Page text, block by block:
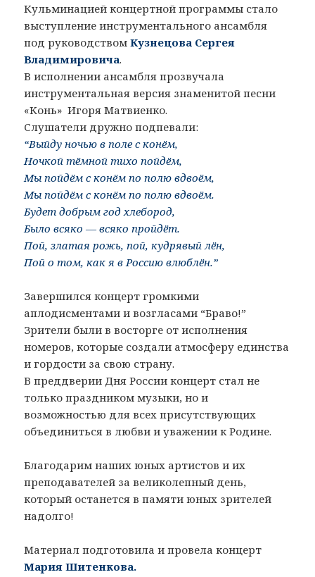
Кульминацией концертной программы стало
выступление инструментального ансамбля
под руководствомКузнецова Сергея
Владимировича.
В исполнении ансамбля прозвучала
инструментальная версия знаменитой песни
«Конь» Игоря Матвиенко.
Слушатели дружно подпевали:
“Выйду ночью в поле с конём,
Ночкой тёмной тихо пойдём,
Мы пойдём с конём по полю вдвоём,
Мы пойдём с конём по полю вдвоём.
Будет добрым год хлебород,
Было всяко — всяко пройдёт.
Пой, златая рожь, пой, кудрявый лён,
Пой о том, как я в Россию влюблён.”
Завершился концерт громкими
аплодисментами и возгласами “Браво!”
Зрители были в восторге от исполнения
номеров, которые создали атмосферу единства
и гордости за свою страну.
В преддверии Дня России концерт стал не
только праздником музыки, но и
возможностью для всех присутствующих
объединиться в любви и уважении к Родине.
Благодарим наших юных артистов и их
преподавателей за великолепный день,
который останется в памяти юных зрителей
надолго!
Материал подготовила и провела концерт
Мария Шитенкова.